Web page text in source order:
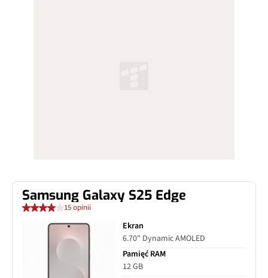
Samsung Galaxy S25 Edge
15 opinii
Ekran
6.70" Dynamic AMOLED
Pamięć RAM
12 GB